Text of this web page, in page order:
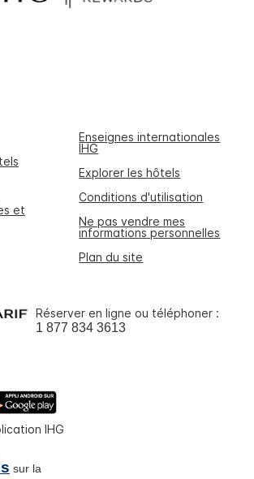
Enseignes internationales
IHG
Explorer les hôtels
Conditions d'utilisation
et
Ne pas vendre mes
informations personnelles
Plan du site
Réserver en ligne ou téléphoner :
1 877 834 3613
IHG
sur la